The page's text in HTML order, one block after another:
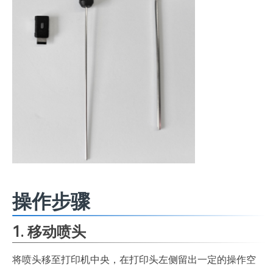
操作步骤
1. 移动喷头
将喷头移至打印机中央，在打印头左侧留出一定的操作空